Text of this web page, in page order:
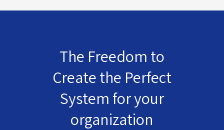
The Freedom to
Create the Perfect
System for your
organization